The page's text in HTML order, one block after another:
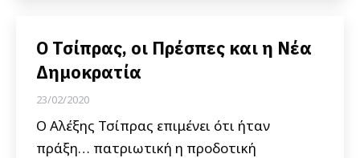
Ο Τσίπρας, οι Πρέσπες και η Νέα
Δημοκρατία
23/02/2020
Ο Αλέξης Τσίπρας επιμένει ότι ήταν
πράξη… πατριωτική η προδοτική